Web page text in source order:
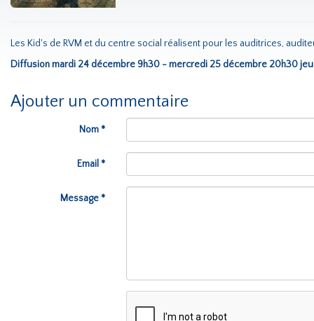
Les Kid's de RVM et du centre social réalisent pour les auditrices,
Diffusion mardi 24 décembre 9h30 - mercredi 25 décembre 20h30
Ajouter un commentaire
Nom *
Email *
Message *